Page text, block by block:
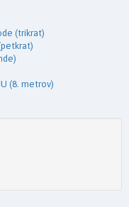
(trikrat)
(8. metrov)